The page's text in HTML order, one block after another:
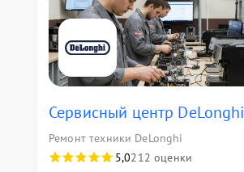
Сервисный центр DeLonghi
Ремонт техники DeLonghi
5,0212 оценки